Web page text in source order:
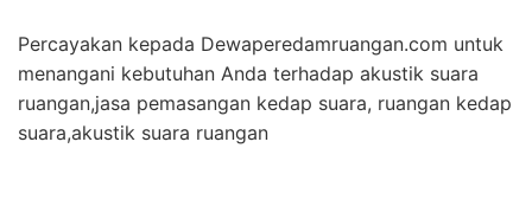
Percayakan kepada Dewaperedamruangan.com untuk
menangani kebutuhan Anda terhadap akustik suara
ruangan,jasa pemasangan kedap suara, ruangan kedap
suara,akustik suara ruangan